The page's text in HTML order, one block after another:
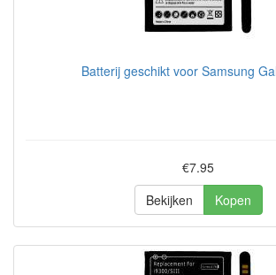
Batterij geschikt voor Samsung
€7.95
Bekijken
Kopen